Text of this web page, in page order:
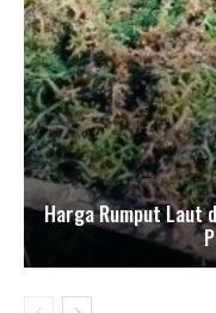
Harga Rumput Laut